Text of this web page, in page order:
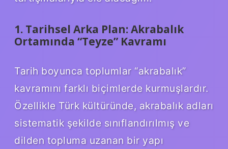
1. Tarihsel Arka Plan: Akrabalık
Ortamında “Te­yze” Kavramı
Tarih boyunca toplumlar “akrabalık”
kavramını farklı biçimlerde kurmuşlardır.
Özellikle Türk kültüründe, akrabalık adları
sistematik şekilde sınıflandırılmış ve
dilden topluma uzanan bir yapı